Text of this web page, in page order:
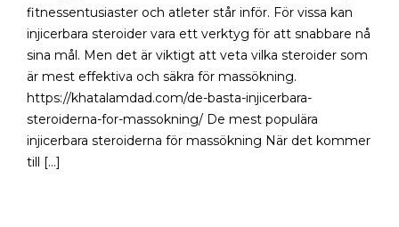
fitnessentusiaster och atleter står inför. För vissa kan
injicerbara steroider vara ett verktyg för att snabbare nå
sina mål. Men det är viktigt att veta vilka steroider som
är mest effektiva och säkra för massökning.
https://khatalamdad.com/de-basta-injicerbara-
steroiderna-for-massokning/ De mest populära
injicerbara steroiderna för massökning När det kommer
till […]